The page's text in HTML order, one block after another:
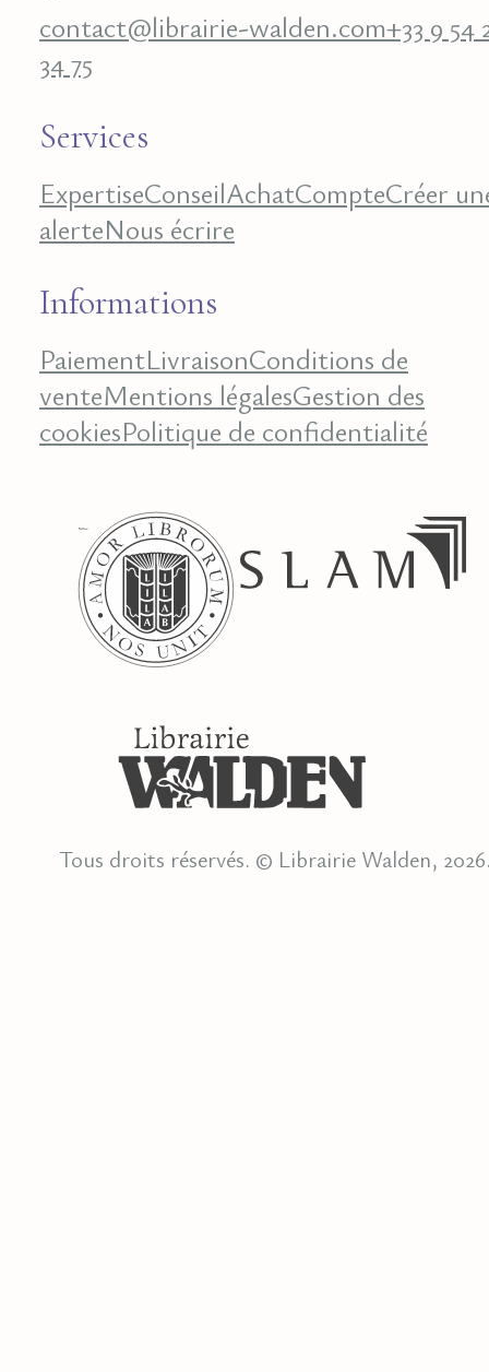
contact@librairie-walden.com+33 9 54
34 75
Services
ExpertiseConseilAchatCompteCréer
alerteNous écrire
Informations
PaiementLivraisonConditions de
venteMentions légalesGestion des
cookiesPolitique de confidentialité
Tous droits réservés. © Librairie Walden,